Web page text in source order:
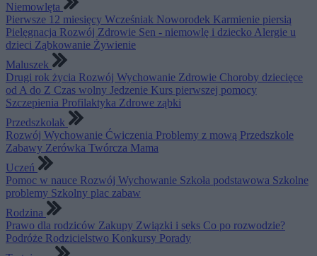
Niemowlęta
Pierwsze 12 miesięcy Wcześniak Noworodek Karmienie piersią
Pielęgnacja Rozwój Zdrowie Sen - niemowlę i dziecko Alergie u
dzieci Ząbkowanie Żywienie
Maluszek
Drugi rok życia Rozwój Wychowanie Zdrowie Choroby dziecięce
od A do Z Czas wolny Jedzenie Kurs pierwszej pomocy
Szczepienia Profilaktyka Zdrowe ząbki
Przedszkolak
Rozwój Wychowanie Ćwiczenia Problemy z mową Przedszkole
Zabawy Zerówka Twórcza Mama
Uczeń
Pomoc w nauce Rozwój Wychowanie Szkoła podstawowa Szkolne
problemy Szkolny plac zabaw
Rodzina
Prawo dla rodziców Zakupy Związki i seks Co po rozwodzie?
Podróże Rodzicielstwo Konkursy Porady